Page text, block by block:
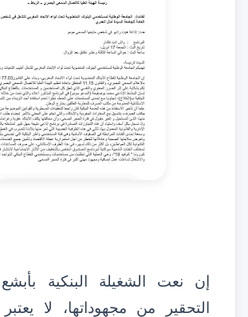
إن نعت الشغيلة البنكية
التحقير من مجهوداتها، لا